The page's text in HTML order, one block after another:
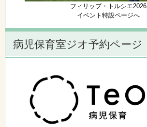
フィリップ・トルシエ2026
イベント特設ページへ
病児保育室ジオ予約ページ